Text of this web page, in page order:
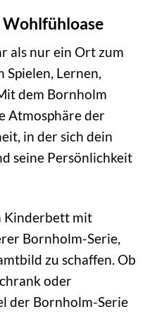
Wohlfühloase
als nur ein Ort zum
Spielen, Lernen,
dem Bornholm
Atmosphäre der
in der sich dein
seine Persönlichkeit
Kinderbett mit
Bornholm-Serie,
zu schaffen. Ob
oder
der Bornholm-Serie